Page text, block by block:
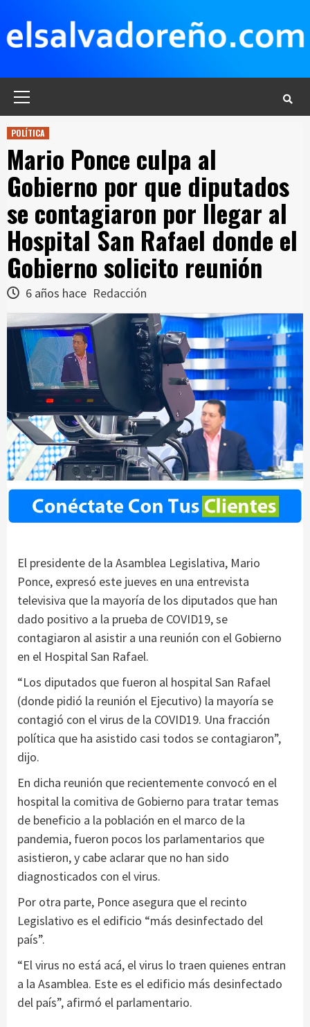
contenido
POLÍTICA
Mario Ponce culpa al
Gobierno por que diputados
se contagiaron por llegar al
Hospital San Rafael donde el
Gobierno solicito reunión
6 años hace Redacción
El presidente de la Asamblea Legislativa, Mario
Ponce, expresó este jueves en una entrevista
televisiva que la mayoría de los diputados que han
dado positivo a la prueba de COVID19, se
contagiaron al asistir a una reunión con el Gobierno
en el Hospital San Rafael.
“Los diputados que fueron al hospital San Rafael
(donde pidió la reunión el Ejecutivo) la mayoría se
contagió con el virus de la COVID19. Una fracción
política que ha asistido casi todos se contagiaron”,
dijo.
En dicha reunión que recientemente convocó en el
hospital la comitiva de Gobierno para tratar temas
de beneficio a la población en el marco de la
pandemia, fueron pocos los parlamentarios que
asistieron, y cabe aclarar que no han sido
diagnosticados con el virus.
Por otra parte, Ponce asegura que el recinto
Legislativo es el edificio “más desinfectado del
país”.
“El virus no está acá, el virus lo traen quienes entran
a la Asamblea. Este es el edificio más desinfectado
del país”, afirmó el parlamentario.